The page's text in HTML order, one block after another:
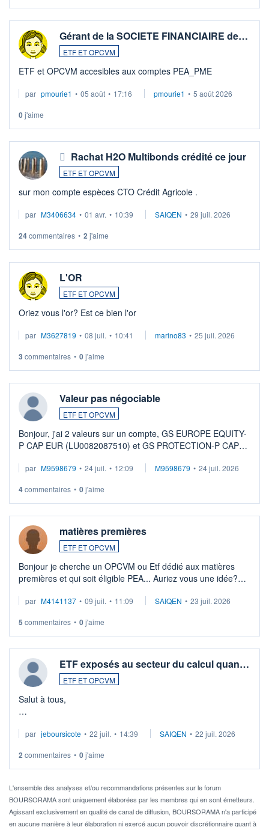
Gérant de la SOCIETE FINANCIAIRE de…
ETF ET OPCVM
ETF et OPCVM accesibles aux comptes PEA_PME
par pmourie1 • 05 août • 17:16 pmourie1 • 5 août 2026
0j'aime
Rachat H2O Multibonds crédité ce jour
ETF ET OPCVM
sur mon compte espèces CTO Crédit Agricole .
par M3406634 • 01 avr. • 10:39 SAIQEN • 29 juil. 2026
24commentaires • 2 j'aime
L'OR
ETF ET OPCVM
Oriez vous l'or? Est ce bien l'or
par M3627819 • 08 juil. • 10:41 marino83 • 25 juil. 2026
3 commentaires • 0j'aime
Valeur pas négociable
ETF ET OPCVM
Bonjour, j'ai 2 valeurs sur un compte, GS EUROPE EQUITY-
P CAP EUR (LU0082087510) et GS PROTECTION-P CAP
veux procéder à la vente, on me signale ...
par M9598679 • 24 juil. • 12:09 M9598679 • 24 juil. 2026
4commentaires • 0j'aime
matières premières
ETF ET OPCVM
Bonjour je cherche un OPCVM ou Etf dédié aux matières
premières et qui soit éligible PEA... Auriez vous une idée?
par M4141137 • 09 juil. • 11:09 SAIQEN • 23 juil. 2026
5 commentaires • 0j'aime
ETF exposés au secteur du calcul quan…
ETF ET OPCVM
Salut à tous,
via un ETF plutôt que des actions individuelles.
Idéalement, je voudrais qu'il soit éligible au PEA.
Pour l' ...
par jeboursicote • 22 juil. • 14:39 SAIQEN • 22 juil. 2026
2 commentaires • 0j'aime
L'ensemble des analyses et/ou recommandations présentes sur le forum
BOURSORAMA sont uniquement élaborées par les membres qui en sont émetteurs.
Agissant exclusivement en qualité de canal de diffusion, BOURSORAMA n'a participé
en aucune manière à leur élaboration ni exercé aucun pouvoir discrétionnaire quant à